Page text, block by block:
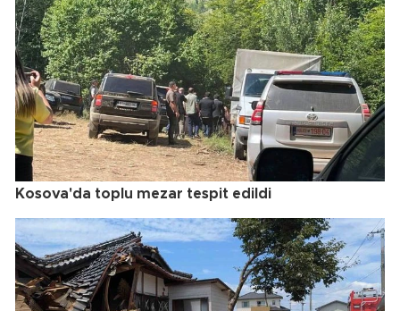
Kosova'da toplu mezar tespit edildi